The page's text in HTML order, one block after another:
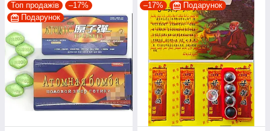
Топ продажів
–17%
Подарунок
–17% Подарунок